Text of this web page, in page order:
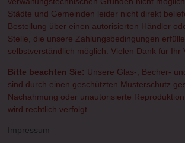
Städte und Gemeinden leider nicht direkt
Bestellung über einen autorisierten Händler
Stelle, die unsere Zahlungsbedingungen
selbstverständlich möglich. Vielen Dank für Ihr
Bitte beachten Sie: Unsere Glas-, Becher-
sind durch einen geschützten Musterschutz
Nachahmung oder unautorisierte
wird rechtlich verfolgt.
Impressum